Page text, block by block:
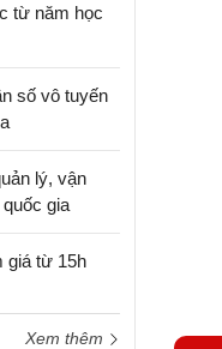
từ năm học
số vô tuyến
lý, vận
gia
giá từ 15h
Xem thêm